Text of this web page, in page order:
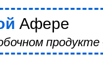
Афере